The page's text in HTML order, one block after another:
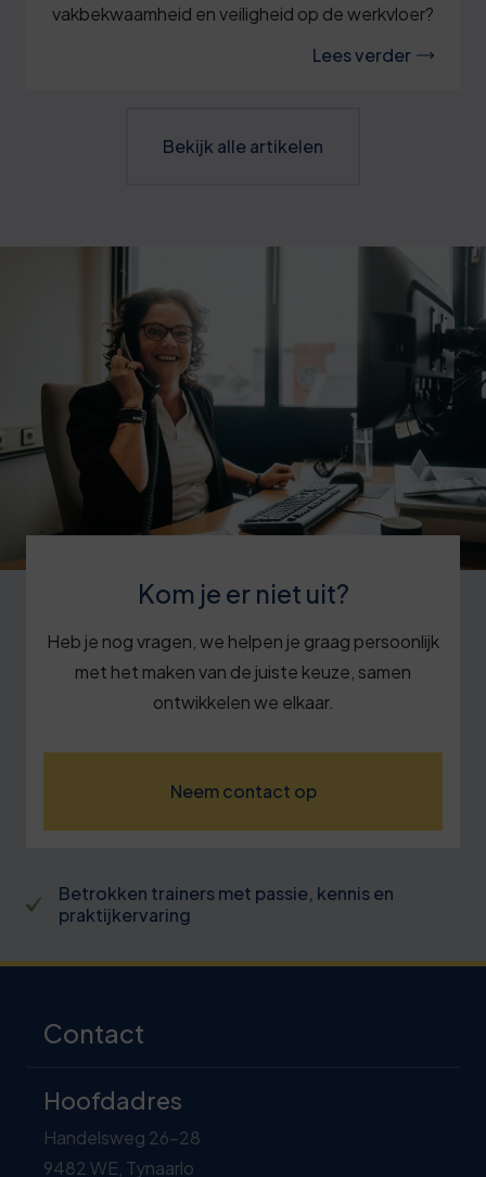
vakbekwaamheid en veiligheid op de werkvloer?
Lees verder
Bekijk alle artikelen
Kom je er niet uit?
Heb je nog vragen, we helpen je graag persoonlijk
met het maken van de juiste keuze, samen
ontwikkelen we elkaar.
Neem contact op
Betrokken trainers met passie, kennis en
praktijkervaring
Contact
Hoofdadres
Handelsweg 26-28
9482 WE, Tynaarlo